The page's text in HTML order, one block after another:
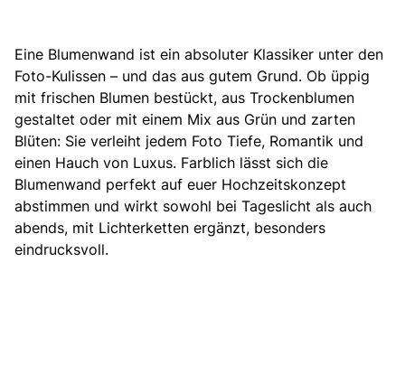
Eine Blumenwand ist ein absoluter Klassiker unter den
Foto-Kulissen – und das aus gutem Grund. Ob üppig
mit frischen Blumen bestückt, aus Trockenblumen
gestaltet oder mit einem Mix aus Grün und zarten
Blüten: Sie verleiht jedem Foto Tiefe, Romantik und
einen Hauch von Luxus. Farblich lässt sich die
Blumenwand perfekt auf euer Hochzeitskonzept
abstimmen und wirkt sowohl bei Tageslicht als auch
abends, mit Lichterketten ergänzt, besonders
eindrucksvoll.